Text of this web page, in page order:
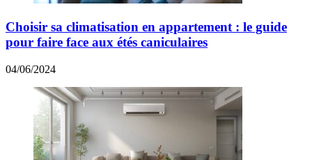
Choisir sa climatisation en appartement : le guide
pour faire face aux étés caniculaires
04/06/2024